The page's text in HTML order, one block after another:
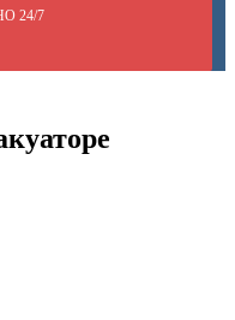
24/7